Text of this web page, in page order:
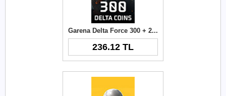
Garena Delta Force 300 + 21 Delta Coins TR
236.12 TL